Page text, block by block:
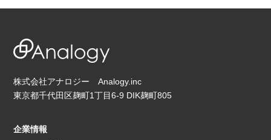
株式会社アナロジー Analogy.inc
東京都千代田区麹町1丁目6-9 DIK麹町805
企業情報